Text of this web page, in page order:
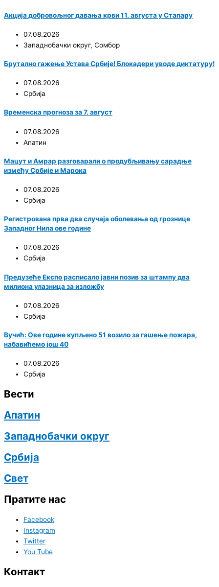
Акција добровољног давања крви 11. августа у Стапару
07.08.2026
Западнобачки округ, Сомбор
Брутално гажење Устава Србије! Блокадери уводе диктатуру!
07.08.2026
Србија
Временска прогноза за 7. август
07.08.2026
Апатин
Мацут и Амрар разговарали о продубљивању сарадње
између Србије и Марока
07.08.2026
Србија
Регистрована прва два случаја оболевања од грознице
Западног Нила ове године
07.08.2026
Србија
Предузеће Експо расписало јавни позив за штампу два
милиона улазница за изложбу
07.08.2026
Србија
Вучић: Ове године купљено 51 возило за гашење пожара,
набавићемо још 40
07.08.2026
Србија
Вести
Апатин
Западнобачки округ
Србија
Свет
Пратите нас
Facebook
Instagram
Twitter
You Tube
Контакт